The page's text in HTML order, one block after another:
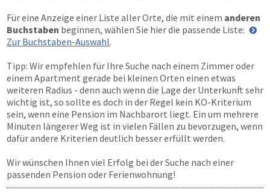
Für eine Anzeige einer Liste aller Orte, die mit einem anderen
Buchstaben beginnen, wählen Sie hier die passende Liste:
Zur Buchstaben-Auswahl.
Tipp: Wir empfehlen für Ihre Suche nach einem Zimmer oder
einem Apartment gerade bei kleinen Orten einen etwas
weiteren Radius - denn auch wenn die Lage der Unterkunft sehr
wichtig ist, so sollte es doch in der Regel kein KO-Kriterium
sein, wenn eine Pension im Nachbarort liegt. Ein um mehrere
Minuten längerer Weg ist in vielen Fällen zu bevorzugen, wenn
dafür andere Kriterien deutlich besser erfüllt werden.
Wir wünschen Ihnen viel Erfolg bei der Suche nach einer
passenden Pension oder Ferienwohnung!